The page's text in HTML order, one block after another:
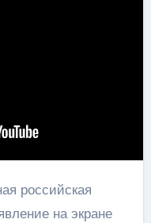
российская
на экране